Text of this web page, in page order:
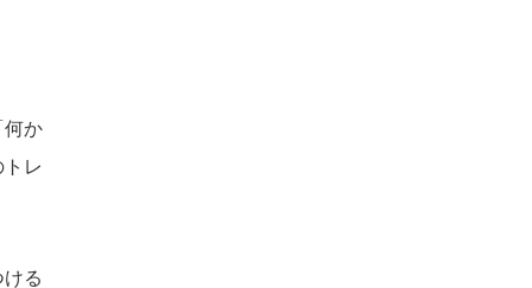
何か
レ
る